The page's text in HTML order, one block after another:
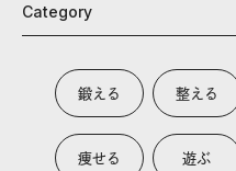
Category
鍛える 整える
痩せる 遊ぶ